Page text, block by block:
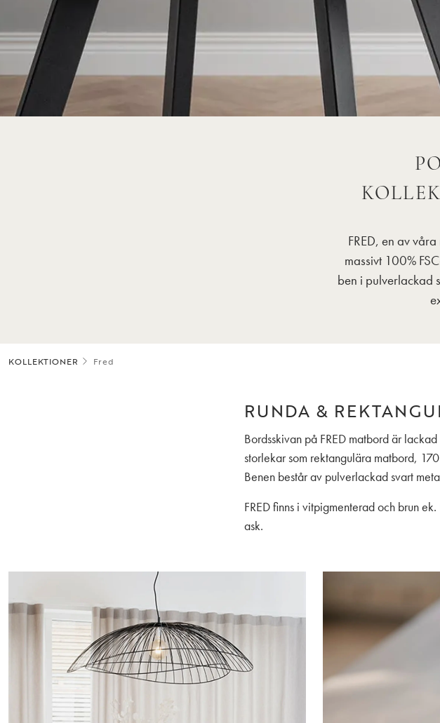
FRED, en av
massivt 100%
ben i pulverlackad
KOLLEKTIONER Fred
RUNDA &
Bordsskivan på FRED matbord är
storlekar som rektangulära matbord,
Benen består av pulverlackad svart
FRED finns i vitpigmenterad och brun
ask.